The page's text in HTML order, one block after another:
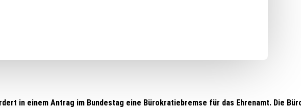
in einem Antrag im Bundestag eine Bürokratiebremse für das Ehrenamt. Die